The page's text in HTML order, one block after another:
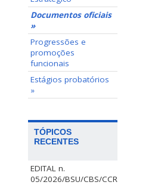
Documentos oficiais
»
Progressões e
promoções
funcionais
Estágios probatórios
»
TÓPICOS
RECENTES
EDITAL n.
05/2026/BSU/CBS/CCR